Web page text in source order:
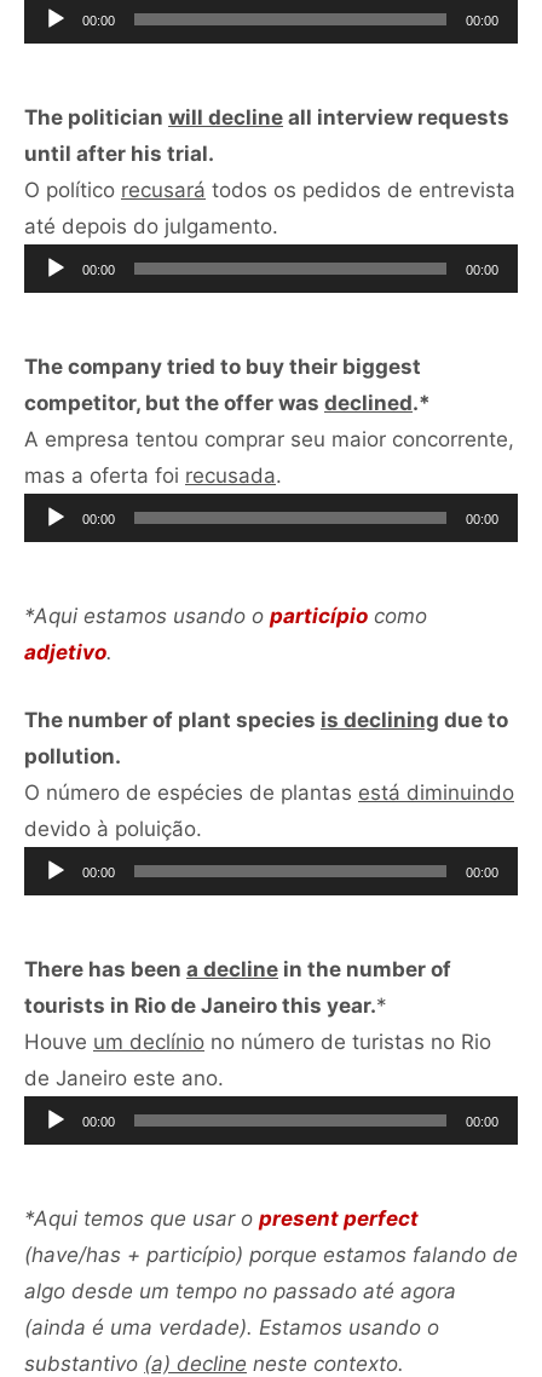
de
áudio
00:00 00:00
The politician will decline all interview requests
until after his trial.
O político recusará todos os pedidos de entrevista
até depois do julgamento.
de
áudio
00:00 00:00
The company tried to buy their biggest
competitor, but the offer was declined.*
A empresa tentou comprar seu maior concorrente,
mas a oferta foi recusada.
de
áudio
00:00 00:00
*Aqui estamos usando o particípio como
adjetivo.
The number of plant species is declining due to
pollution.
O número de espécies de plantas está diminuindo
devido à poluição.
de
áudio
00:00 00:00
There has been a decline in the number of
tourists in Rio de Janeiro this year.*
Houve um declínio no número de turistas no Rio
de Janeiro este ano.
de
áudio
00:00 00:00
*Aqui temos que usar o present perfect
(have/has + particípio) porque estamos falando de
algo desde um tempo no passado até agora
(ainda é uma verdade). Estamos usando o
substantivo (a) decline neste contexto.